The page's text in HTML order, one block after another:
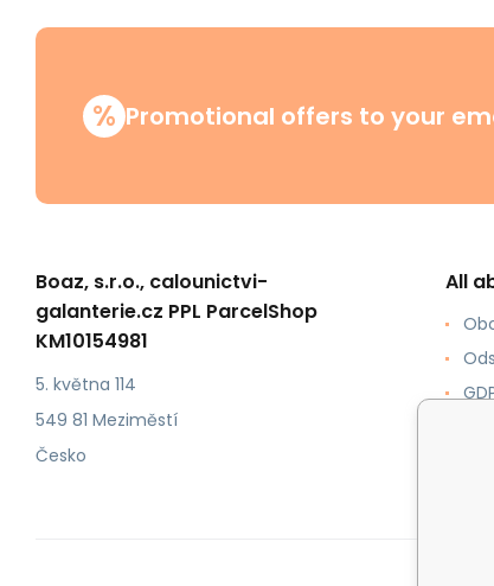
% Promotional offers to your
Boaz, s.r.o., calounictvi-
galanterie.cz PPL ParcelShop
KM10154981
5. května 114
549 81 Meziměstí
Česko
All